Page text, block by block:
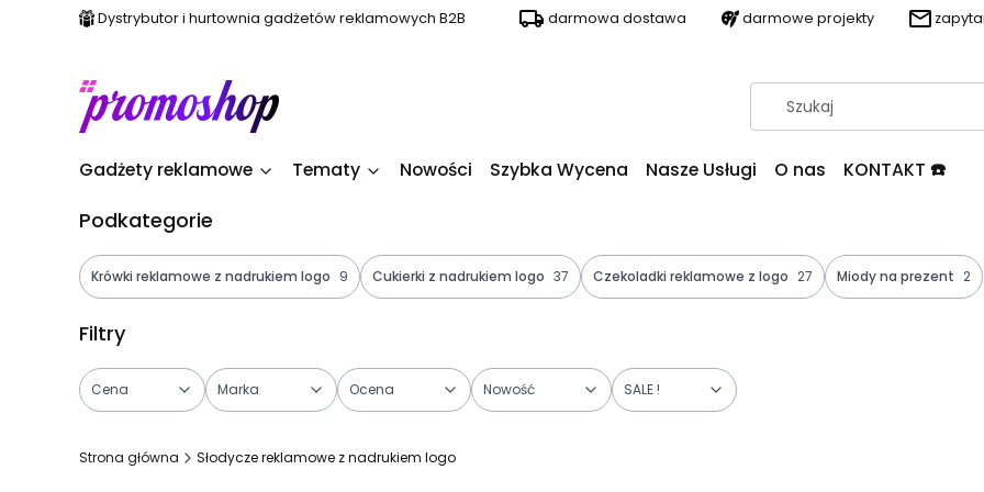
Dystrybutor i hurtownia gadżetów reklamowych B2B darmowa dostawa darmowe projekty
Gadżety reklamowe Tematy Nowości Szybka Wycena Nasze Usługi O nas KONTAKT ☎️
Podkategorie
Krówki reklamowe z nadrukiem logo 9 Cukierki z nadrukiem logo 37 Czekoladki reklamowe z logo 27 Miody na prezent 2
Filtry
Cena Marka Ocena Nowość SALE !
Strona główna Słodycze reklamowe z nadrukiem logo